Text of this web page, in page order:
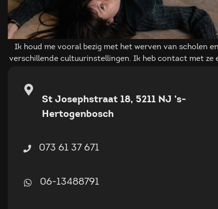
Ik houd me vooral bezig met het werven van scholen
verschillende cultuurinstellingen. Ik heb contact met ze
St Josephstraat 18, 5211 NJ ’s-
Hertogenbosch
073 61 37 671
06-13488791